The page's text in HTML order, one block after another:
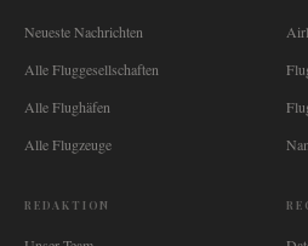
Neueste Nachrichten
Alle Fluggesellschaften
Alle Flughäfen
Alle Flugzeuge
REDAKTION